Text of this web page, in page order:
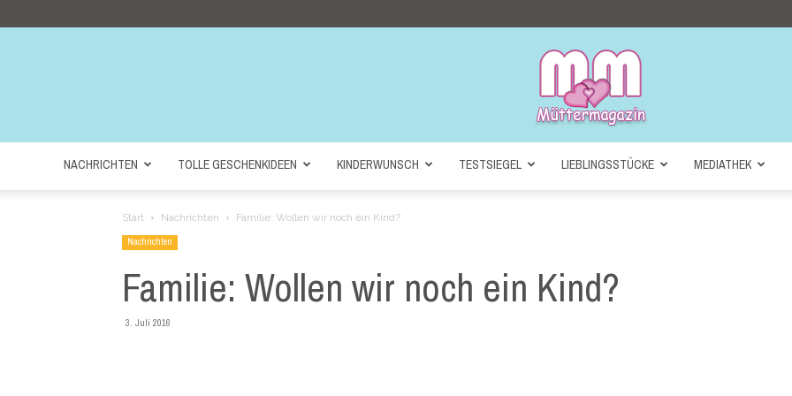
NACHRICHTEN TOLLE GESCHENKIDEEN KINDERWUNSCH TESTSIEGEL LIEBLINGSSTÜCKE MEDIATHEK
Start Nachrichten Familie: Wollen wir noch ein Kind?
Nachrichten
Familie: Wollen wir noch ein Kind?
3. Juli 2016